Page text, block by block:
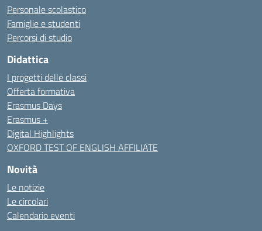
Personale scolastico
Famiglie e studenti
Percorsi di studio
Didattica
I progetti delle classi
Offerta formativa
Erasmus Days
Erasmus +
Digital Highlights
OXFORD TEST OF ENGLISH AFFILIATE
Novità
Le notizie
Le circolari
Calendario eventi